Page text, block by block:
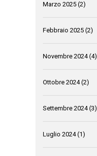
Marzo 2025 (2)
Febbraio 2025 (2)
Novembre 2024(4)
Ottobre 2024(2)
Settembre 2024(3)
Luglio 2024(1)